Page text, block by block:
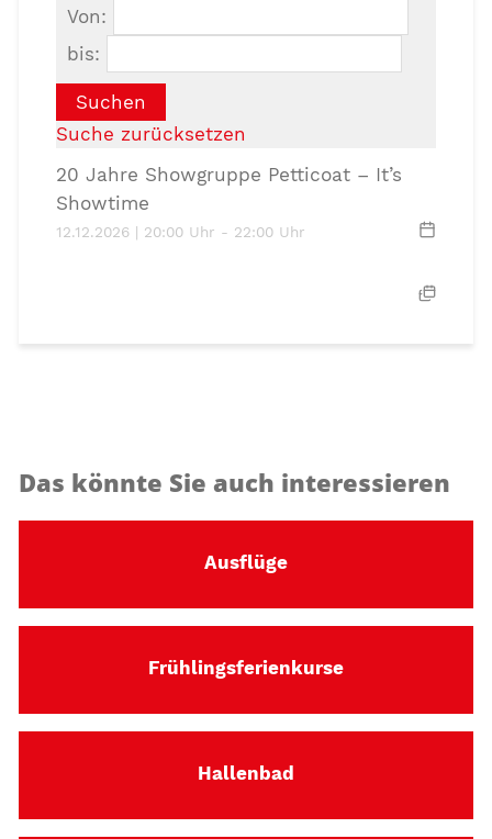
Von:
bis:
Suchen
Suche zurücksetzen
20 Jahre Showgruppe Petticoat – It’s
Showtime
12.12.2026 | 20:00 Uhr - 22:00 Uhr
Das könnte Sie auch interessieren
Ausflüge
Frühlingsferienkurse
Hallenbad